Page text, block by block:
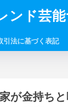
ンド芸
引法に基づく表記
が金持ち